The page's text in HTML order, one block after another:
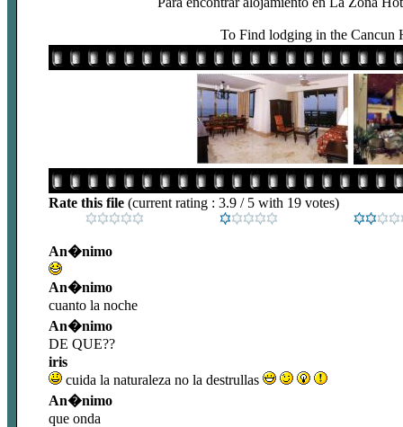
To Find lodging in the Cancun
Rate this file (current rating : 3.9 / 5 with 19 votes)
An�nimo
An�nimo
cuanto la noche
An�nimo
DE QUE??
iris
cuida la naturaleza no la destrullas
An�nimo
que onda